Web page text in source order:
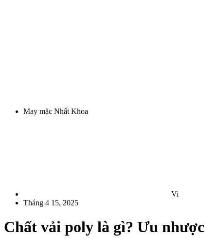
May mặc Nhất Khoa
Vi
Tháng 4 15, 2025
Chất vải poly là gì? Ưu nhược